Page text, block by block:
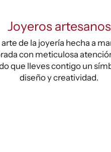
Joyeros artesanos
de la joyería hecha a
con meticulosa
que lleves contigo un
diseño y creatividad.